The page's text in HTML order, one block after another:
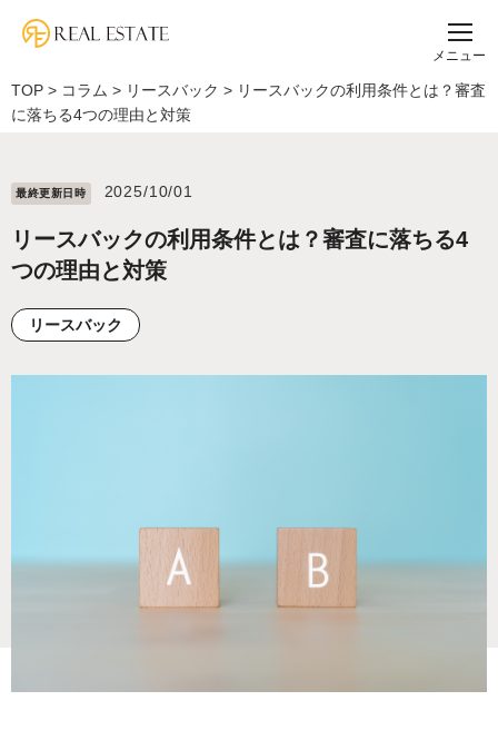
メニュー
TOP > コラム > リースバック > リースバックの利用条件とは？審査
に落ちる4つの理由と対策
最終更新⽇時 2025/10/01
リースバックの利用条件とは？審査に落ちる4
つの理由と対策
リースバック